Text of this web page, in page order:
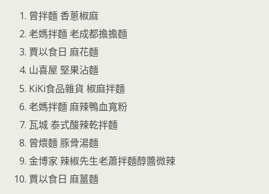
曾拌麵 香蔥椒麻
老媽拌麵 老成都擔擔麵
賈以食日 麻花麵
山喜屋 堅果沾麵
KiKi食品雜貨 椒麻拌麵
老媽拌麵 麻辣鴨血寬粉
瓦城 泰式酸辣乾拌麵
曾煨麵 豚骨湯麵
金博家 辣椒先生老蕭拌麵醇醬微辣
賈以食日 麻薑麵